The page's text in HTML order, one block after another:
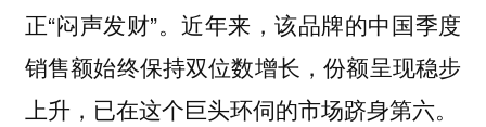
正“闷声发财”。近年来，该品牌的中国季度
销售额始终保持双位数增长，份额呈现稳步
上升，已在这个巨头环伺的市场跻身第六。